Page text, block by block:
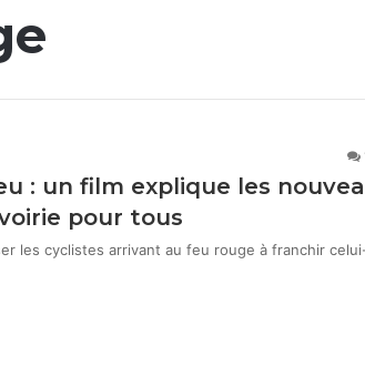
: un film explique les
pour tous
les cyclistes arrivant au feu rouge à franchir